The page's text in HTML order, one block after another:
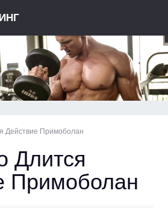
Действие Примоболан
Длится
Примоболан